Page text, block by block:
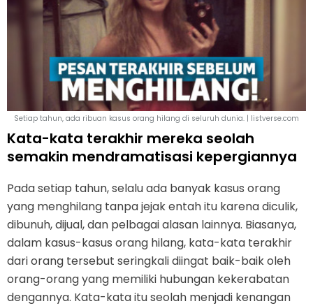
Setiap tahun, ada ribuan kasus orang hilang di seluruh dunia. | listverse.com
Kata-kata terakhir mereka seolah
semakin mendramatisasi kepergiannya
Pada setiap tahun, selalu ada banyak kasus orang
yang menghilang tanpa jejak entah itu karena diculik,
dibunuh, dijual, dan pelbagai alasan lainnya. Biasanya,
dalam kasus-kasus orang hilang, kata-kata terakhir
dari orang tersebut seringkali diingat baik-baik oleh
orang-orang yang memiliki hubungan kekerabatan
dengannya. Kata-kata itu seolah menjadi kenangan